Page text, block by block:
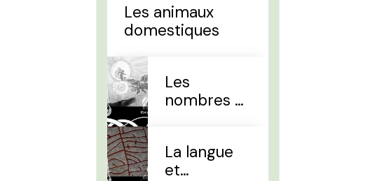
Les animaux
domestiques
Les
nombres et
La langue
et